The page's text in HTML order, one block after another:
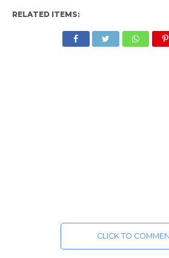
RELATED ITEMS:
CLICK TO